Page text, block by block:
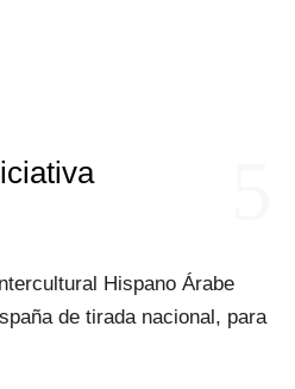
Hispano Árabe
de tirada nacional, para